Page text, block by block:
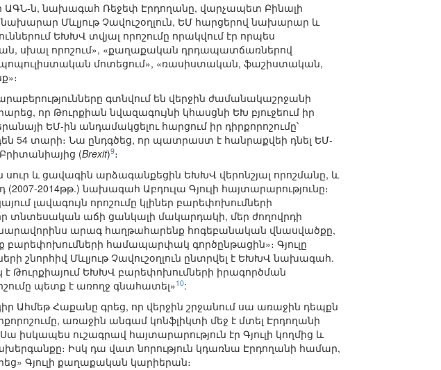
ն, նախագահ Ռեջեփ Էրդողանը, վարչապետ Բինալի
Մևլյութ Չավուշօղլուն, ԵՄ հարցերով նախարար և
ԵԽԽՎ տվյալ որոշումը որակվում էր որպես
սխալ որոշում», «քաղաքական դրդապատճառներով
մոտեցում», «ռասիստական, ֆաշիստական,
գտնվում են վերջին ժամանակաշրջանի
որ Թուրքիան նվազագույնի կհասցնի ԵԽ բյուջեում իր
ԵՄ-ին անդամակցելու հարցում իր դիրքորոշումը՝
54 տարի։ Նա ընդգծեց, որ պատրաստ է հանրաքվեի դնել ԵՄ-
(Brexit)9։
սուր և ցավագին արձագանքեցին ԵԽԽՎ վերոնշյալ որոշմանը, և
2014թթ.) նախագահ Աբդուլա Գյուլի հայտարարությունը։
լավագույն որոշումը կլիներ բարեփոխումների
տնտեսական աճի ցանկալի մակարդակի, մեր ժողովրդի
արագ հաղթահարենք հոգեբանական վնասվածքը,
համապարփակ գործընթացին»։ Գյուլը
շնորհիվ Մևլյութ Չավուշօղլուն ընտրվել է ԵԽԽՎ նախագահ.
ԵԽԽՎ բարեփոխումների իրագործման
պետք է առողջ գնահատել»10:
Ահմեթ Հաքանը գրեց, որ վերջին շրջանում սա առաջին դեպքն
առաջին անգամ կոնֆլիկտի մեջ է մտել Էրդողանի
Սա իսկապես ուշագրավ հայտարարություն էր Գյուլի կողմից և
Իսկ դա վատ նորություն կդառնա Էրդողանի համար,
Գյուլի քաղաքական կարիերան։